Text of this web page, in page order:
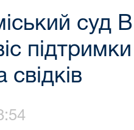
суд
свідків